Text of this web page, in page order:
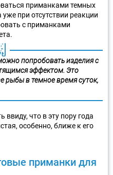
приманками темных
при отсутствии реакции
с приманками
попробовать изделия с
эффектом. Это
в темное время суток,
ввиду, что в эту пору года
особенно, ближе к его
приманки для